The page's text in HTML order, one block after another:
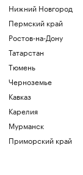
Нижний Новгород
Пермский край
Ростов-на-Дону
Татарстан
Тюмень
Черноземье
Кавказ
Карелия
Мурманск
Приморский край